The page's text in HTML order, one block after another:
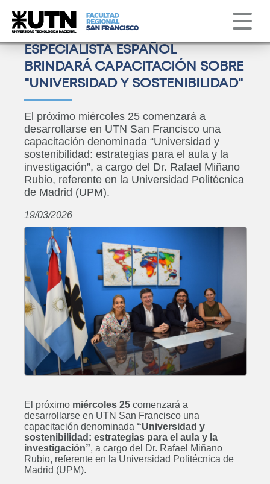
Institucional Obs. Astronómico
ESPECIALISTA ESPAÑOL
BRINDARÁ CAPACITACIÓN SOBRE
"UNIVERSIDAD Y SOSTENIBILIDAD"
El próximo miércoles 25 comenzará a
desarrollarse en UTN San Francisco una
capacitación denominada “Universidad y
sostenibilidad: estrategias para el aula y la
investigación”, a cargo del Dr. Rafael Miñano
Rubio, referente en la Universidad Politécnica
de Madrid (UPM).
19/03/2026
El próximo miércoles 25 comenzará a
desarrollarse en UTN San Francisco una
capacitación denominada “Universidad y
sostenibilidad: estrategias para el aula y la
investigación”, a cargo del Dr. Rafael Miñano
Rubio, referente en la Universidad Politécnica de
Madrid (UPM).